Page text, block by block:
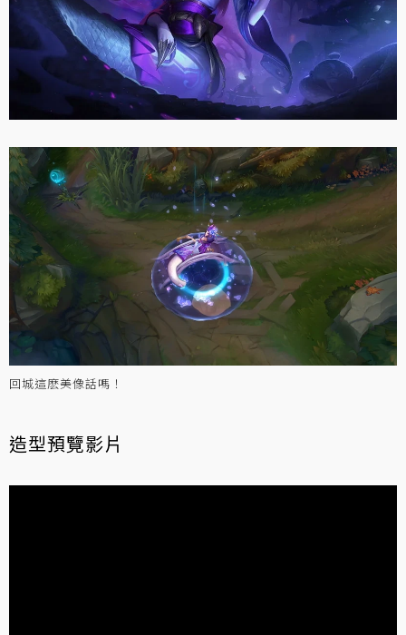
回城這麽美像話嗎！
造型預覽影片